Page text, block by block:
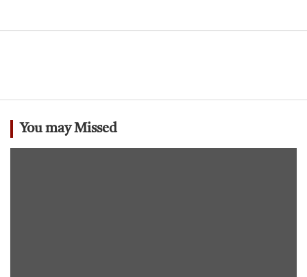
You may Missed